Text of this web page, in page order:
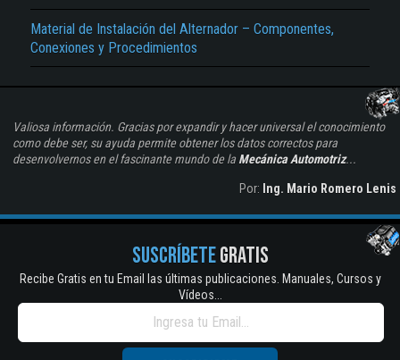
Material de Instalación del Alternador – Componentes,
Conexiones y Procedimientos
Valiosa información. Gracias por expandir y hacer universal el conocimiento
como debe ser, su ayuda permite obtener los datos correctos para
desenvolvernos en el fascinante mundo de la Mecánica Automotriz...
Por: Ing. Mario Romero Lenis
SUSCRÍBETEGRATIS
Recibe Gratis en tu Email las últimas publicaciones. Manuales, Cursos y
Vídeos...